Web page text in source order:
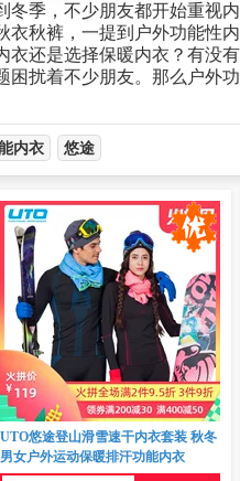
冬季，不少朋友都开始重视
衣秋裤，一提到户外功能性
衣还是选择保暖内衣？有没
困扰着不少朋友。那么户外
内衣 悠途
UTO悠途登山滑雪速干内衣套装 秋冬
男女户外运动保暖排汗功能内衣